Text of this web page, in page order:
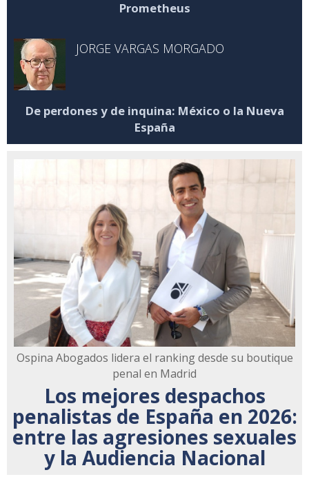
Prometheus
JORGE VARGAS MORGADO
De perdones y de inquina: México o la Nueva
España
Ospina Abogados lidera el ranking desde su boutique
penal en Madrid
Los mejores despachos
penalistas de España en 2026:
entre las agresiones sexuales
y la Audiencia Nacional